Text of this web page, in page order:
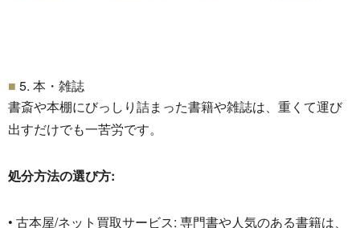
5. 本・雑誌
書斎や本棚にびっしり詰まった書籍や雑誌は、 重くて運び
出すだけでも一苦労です。
処分方法の選び方:
• 古本屋/ネット買取サービス: 専門書や人気のある書籍は、